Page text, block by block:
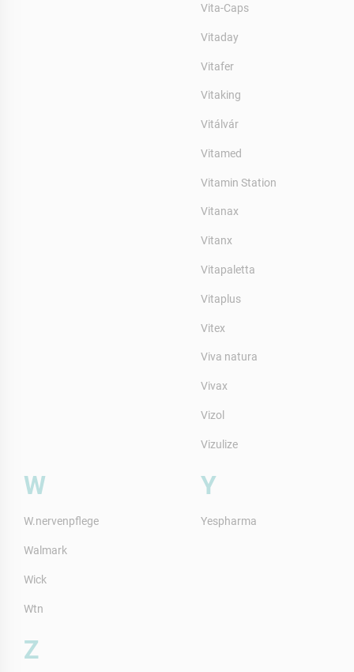
Vita-Caps
Vitaday
Vitafer
Vitaking
Vitálvár
Vitamed
Vitamin Station
Vitanax
Vitanx
Vitapaletta
Vitaplus
Vitex
Viva natura
Vivax
Vizol
Vizulize
W
W.nervenpflege
Walmark
Wick
Wtn
Y
Yespharma
Z